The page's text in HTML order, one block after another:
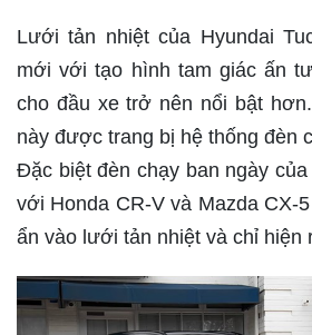
Lưới tản nhiệt của Hyundai
mới với tạo hình tam giác ấn
cho đầu xe trở nên nổi bật
này được trang bị hệ thống đèn
Đặc biệt đèn chạy ban ngày
với Honda CR-V và Mazda CX-
ẩn vào lưới tản nhiệt và chỉ hiện